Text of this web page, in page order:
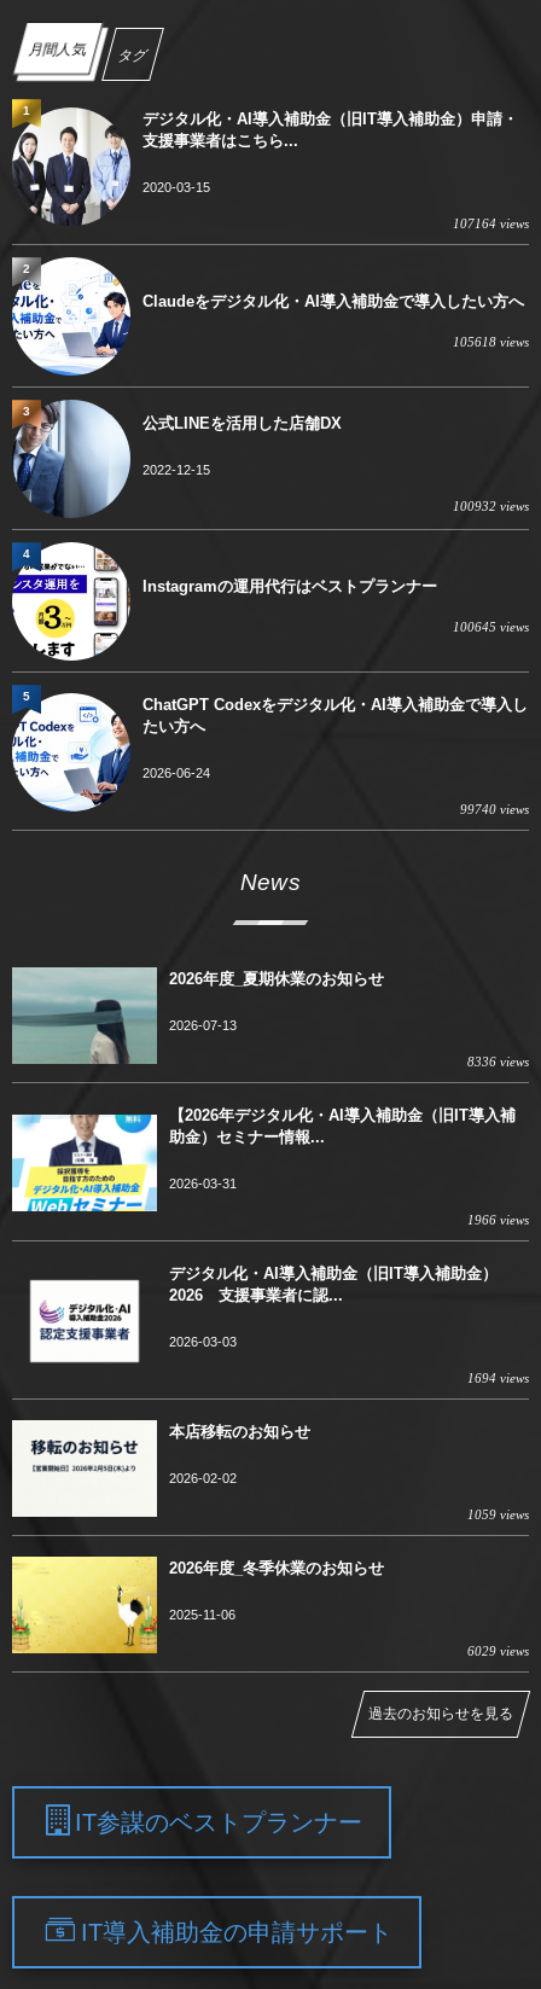
月間人気 タグ
デジタル化・AI導入補助金（旧IT導入補助金）申請・
支援事業者はこちら...
2020-03-15
107164 views
1
Claudeをデジタル化・AI導入補助金で導入したい方へ
105618 views
2
公式LINEを活用した店舗DX
2022-12-15
100932 views
3
Instagramの運用代行はベストプランナー
100645 views
4
ChatGPT Codexをデジタル化・AI導入補助金で導入し
たい方へ
2026-06-24
99740 views
5
News
2026年度_夏期休業のお知らせ
2026-07-13
8336 views
【2026年デジタル化・AI導入補助金（旧IT導入補
助金）セミナー情報...
2026-03-31
1966 views
デジタル化・AI導入補助金（旧IT導入補助金）
2026 支援事業者に認...
2026-03-03
1694 views
本店移転のお知らせ
2026-02-02
1059 views
2026年度_冬季休業のお知らせ
2025-11-06
6029 views
過去のお知らせを見る
IT参謀のベストプランナー
IT導入補助金の申請サポート